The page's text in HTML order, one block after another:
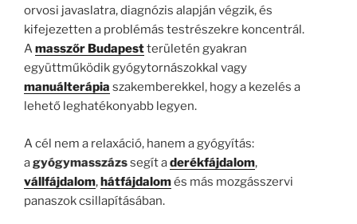
orvosi javaslatra, diagnózis alapján végzik, és
kifejezetten a problémás testrészekre koncentrál.
Amasszőr Budapestterületén gyakran
együttműködik gyógytornászokkal vagy
manuálterápia szakemberekkel, hogy a kezelés a
lehető leghatékonyabb legyen.
A cél nem a relaxáció, hanem a gyógyítás:
agyógymasszázssegít aderékfájdalom,
vállfájdalom,hátfájdalomés más mozgásszervi
panaszok csillapításában.